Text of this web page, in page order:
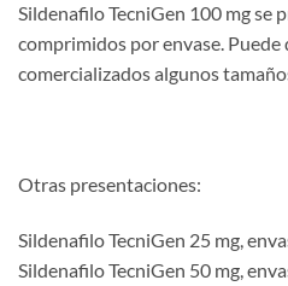
Sildenafilo TecniGen 100 mg se
comprimidos por envase. Puede
comercializados algunos
Otras presentaciones:
Sildenafilo TecniGen 25 mg,
Sildenafilo TecniGen 50 mg,